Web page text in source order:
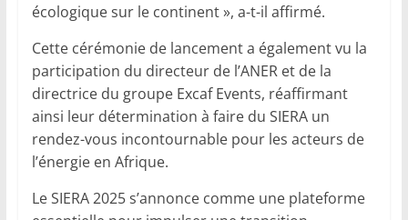
écologique sur le continent », a-t-il affirmé.
Cette cérémonie de lancement a également vu la
participation du directeur de l’ANER et de la
directrice du groupe Excaf Events, réaffirmant
ainsi leur détermination à faire du SIERA un
rendez-vous incontournable pour les acteurs de
l’énergie en Afrique.
Le SIERA 2025 s’annonce comme une plateforme